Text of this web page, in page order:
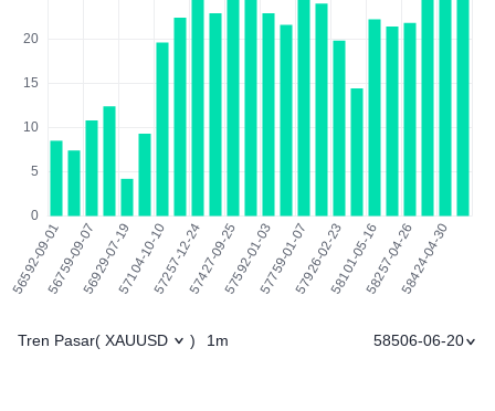
Tren Pasar( XAUUSD ) 1m 58506-06-20